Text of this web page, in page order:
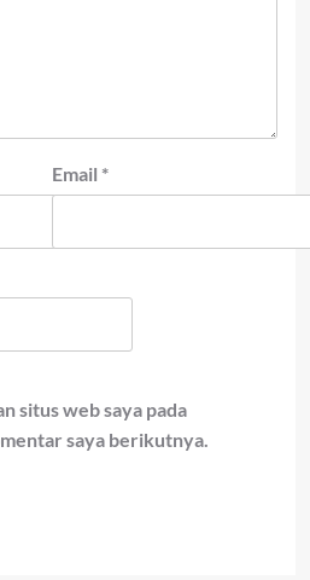
Email *
situs web saya pada
saya berikutnya.